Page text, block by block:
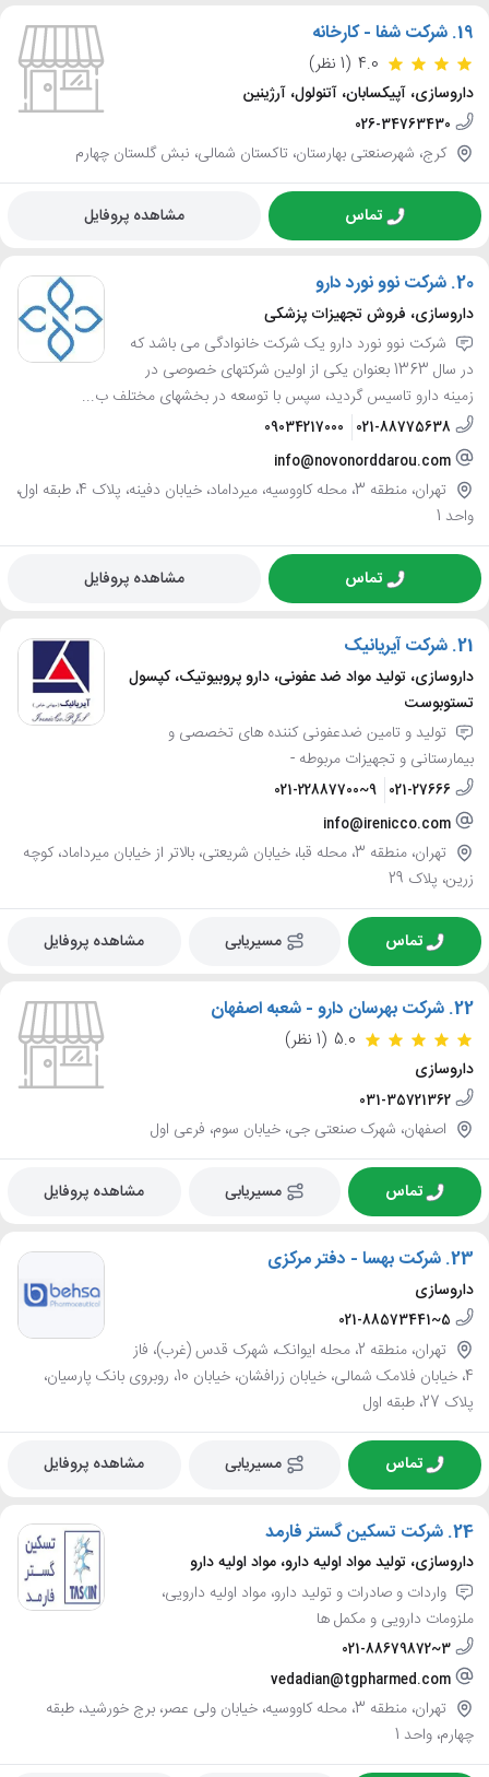
19. شرکت شفا - کارخانه
4.0 (1 نظر)
داروسازی، آپیکسابان، آتنولول، آرژینین
026-34763430
کرج، شهرصنعتی بهارستان، تاکستان شمالی، نبش گلستان چهارم
تماس مشاهده پروفایل
20. شرکت نوو نورد دارو
داروسازی، فروش تجهیزات پزشکی
شرکت نوو نورد دارو یک شرکت خانوادگی می باشد که
در سال 1363 بعنوان یکی از اولین شرکتهای خصوصی در
زمینه دارو تاسیس گردید، سپس با توسعه در بخشهای مختلف ب...
021-88775638
09034217000
info@novonorddarou.com
تهران، منطقه 3، محله کاووسیه، میرداماد، خیابان دفینه، پلاک 4، طبقه اول،
واحد 1
تماس مشاهده پروفایل
21. شرکت آیریانیک
داروسازی، تولید مواد ضد عفونی، دارو پروبیوتیک، کپسول
تستوبوست
تولید و تامین ضدعفونی کننده های تخصصی و
بیمارستانی و تجهیزات مربوطه -
021-27666
021-22887700~9
info@irenicco.com
تهران، منطقه 3، محله قبا، خیابان شریعتی، بالاتر از خیابان میرداماد، کوچه
زرین، پلاک 29
تماس مسیریابی مشاهده پروفایل
22. شرکت بهرسان دارو - شعبه اصفهان
5.0 (1 نظر)
داروسازی
031-35721362
اصفهان، شهرک صنعتی جی، خیابان سوم، فرعی اول
تماس مسیریابی مشاهده پروفایل
23. شرکت بهسا - دفتر مرکزی
داروسازی
021-88573441~5
تهران، منطقه 2، محله ایوانک، شهرک قدس (غرب)، فاز
4، خیابان فلامک شمالی، خیابان زرافشان، خیابان 10، روبروی بانک پارسیان،
پلاک 27، طبقه اول
تماس مسیریابی مشاهده پروفایل
24. شرکت تسکین گستر فارمد
داروسازی، تولید مواد اولیه دارو، مواد اولیه دارو
واردات و صادرات و تولید دارو، مواد اولیه دارویی،
ملزومات دارویی و مکمل ها
021-88679872~3
vedadian@tgpharmed.com
تهران، منطقه 3، محله کاووسیه، خیابان ولی عصر، برج خورشید، طبقه
چهارم، واحد 1